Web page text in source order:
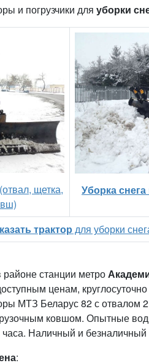
и погрузчики для уборки
(отвал, щетка,
Уборка
трактор для уборки
районе станции метро
ценам,
МТЗ Беларус 82 с отвалом
ковшом. Опытные
Наличный и безналичный
: